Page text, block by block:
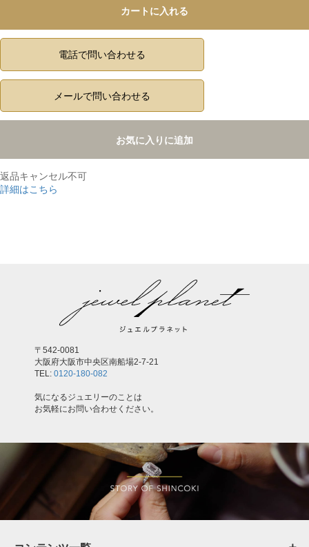
カートに入れる
電話で問い合わせる
メールで問い合わせる
お気に入りに追加
返品キャンセル不可
詳細はこちら
〒542-0081
大阪府大阪市中央区南船場2-7-21
TEL: 0120-180-082
気になるジュエリーのことは
お気軽にお問い合わせください。